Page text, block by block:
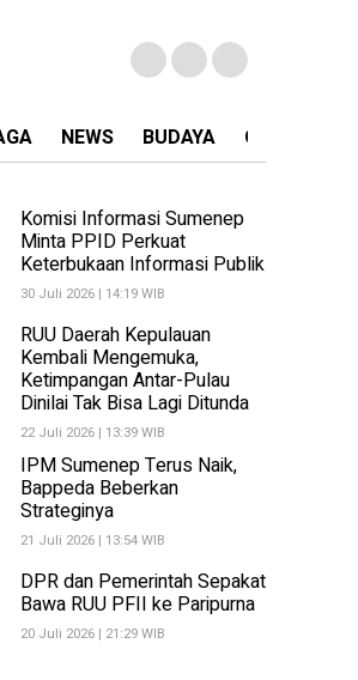
NEWS BUDAYA OPINI
Komisi Informasi Sumenep
Minta PPID Perkuat
Keterbukaan Informasi Publik
30 Juli 2026 | 14:19 WIB
RUU Daerah Kepulauan
Kembali Mengemuka,
Ketimpangan Antar-Pulau
Dinilai Tak Bisa Lagi Ditunda
22 Juli 2026 | 13:39 WIB
IPM Sumenep Terus Naik,
Bappeda Beberkan
Strateginya
21 Juli 2026 | 13:54 WIB
DPR dan Pemerintah Sepakat
Bawa RUU PFII ke Paripurna
20 Juli 2026 | 21:29 WIB